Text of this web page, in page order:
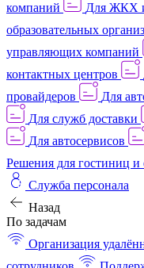
компаний
Для ЖКХ
образовательных
управляющих компаний
контактных центров
провайдеров
Для
Для служб доставки
Для автосервисов
Решения для гостиниц и
Служба персонала
Назад
По задачам
Организация